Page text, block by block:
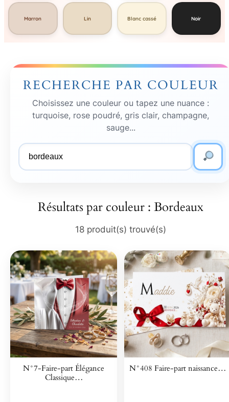
Marron Lin Blanc cassé Noir
RECHERCHE PAR COULEUR
Choisissez une couleur ou tapez une nuance :
turquoise, rose poudré, gris clair, champagne,
sauge...
Résultats par couleur : Bordeaux
18 produit(s) trouvé(s)
N°7-Faire-part Élégance
Classique…
N°408 Faire-part naissance…